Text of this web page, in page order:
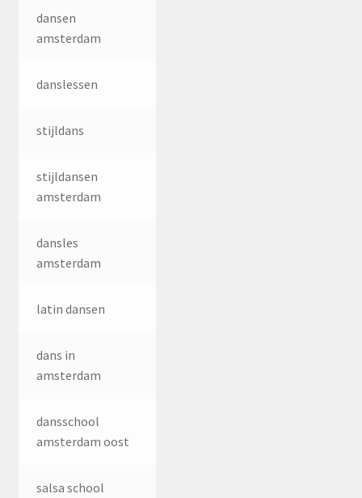
dansen
amsterdam
danslessen
stijldans
stijldansen
amsterdam
dansles
amsterdam
latin dansen
dans in
amsterdam
dansschool
amsterdam oost
salsa school